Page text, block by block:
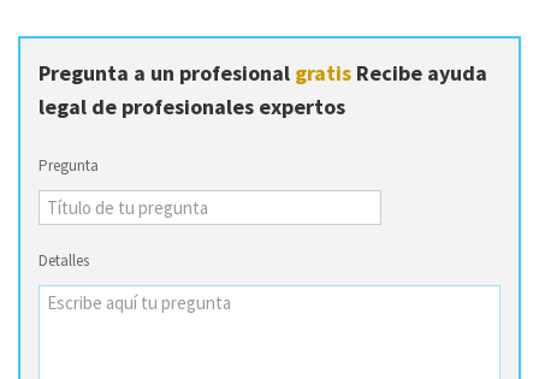
Pregunta a un profesional gratis Recibe ayuda
legal de profesionales expertos
Pregunta
Detalles